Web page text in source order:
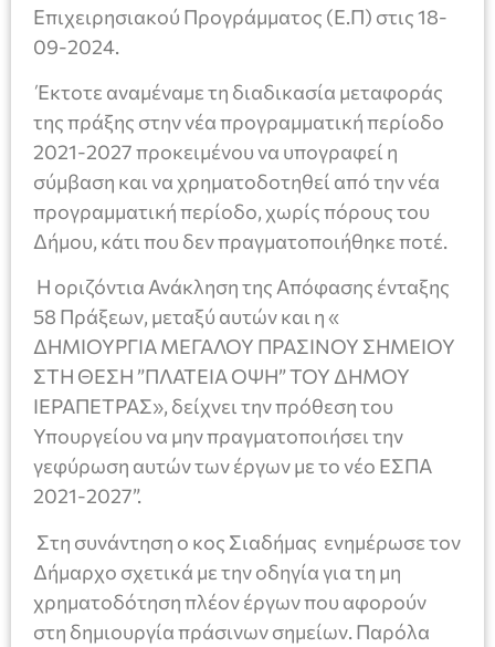
Επιχειρησιακού Προγράμματος (Ε.Π) στις 18-
09-2024.
Έκτοτε αναμέναμε τη διαδικασία μεταφοράς
της πράξης στην νέα προγραμματική περίοδο
2021-2027 προκειμένου να υπογραφεί η
σύμβαση και να χρηματοδοτηθεί από την νέα
προγραμματική περίοδο, χωρίς πόρους του
Δήμου, κάτι που δεν πραγματοποιήθηκε ποτέ.
Η οριζόντια Ανάκληση της Απόφασης ένταξης
58 Πράξεων, μεταξύ αυτών και η «
ΔΗΜΙΟΥΡΓΙΑ ΜΕΓΑΛΟΥ ΠΡΑΣΙΝΟΥ ΣΗΜΕΙΟΥ
ΣΤΗ ΘΕΣΗ ”ΠΛΑΤΕΙΑ ΌΨΗ” ΤΟΥ ΔΗΜΟΥ
ΙΕΡΑΠΕΤΡΑΣ», δείχνει την πρόθεση του
Υπουργείου να μην πραγματοποιήσει την
γεφύρωση αυτών των έργων με το νέο ΕΣΠΑ
2021-2027”.
Στη συνάντηση ο κος Σιαδήμας ενημέρωσε τον
Δήμαρχο σχετικά με την οδηγία για τη μη
χρηματοδότηση πλέον έργων που αφορούν
στη δημιουργία πράσινων σημείων. Παρόλα